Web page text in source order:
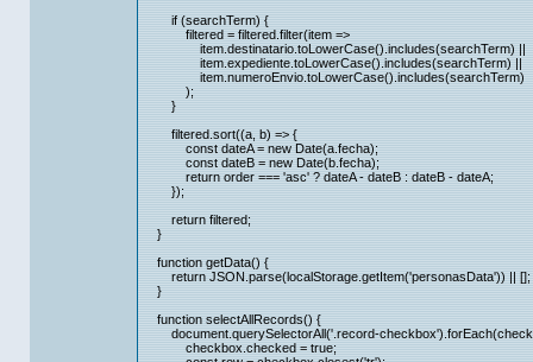
if (searchTerm) {
filtered = filtered.filter(item =>
item.destinatario.toLowerCase().includes(searchTerm) ||
item.expediente.toLowerCase().includes(searchTerm) ||
item.numeroEnvio.toLowerCase().includes(searchTerm)
);
}
filtered.sort((a, b) => {
const dateA = new Date(a.fecha);
const dateB = new Date(b.fecha);
return order === 'asc' ? dateA - dateB : dateB - dateA;
});
return filtered;
}
function getData() {
return JSON.parse(localStorage.getItem('personasData')) || [];
}
function selectAllRecords() {
document.querySelectorAll('.record-
checkbox.checked = true;